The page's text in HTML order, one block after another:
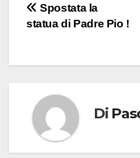
Navigazione
Spostata la
statua di Padre Pio !
Di